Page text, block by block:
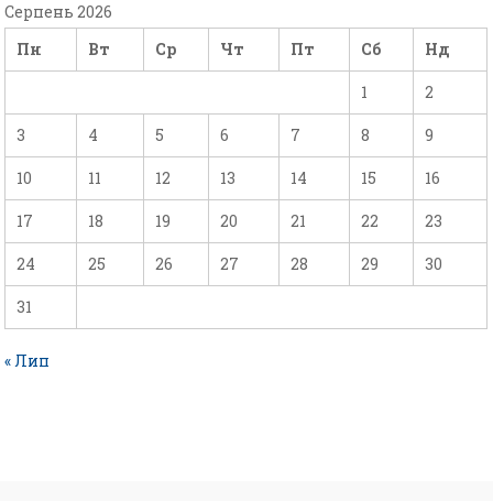
Серпень 2026
Пн
Вт Ср Чт Пт Сб Нд
1 2
3 4 5 6 7 8 9
10 11 12 13 14 15 16
17 18 19 20 21 22 23
24 25 26 27 28 29 30
31
« Лип